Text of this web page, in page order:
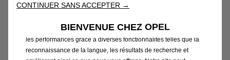
PRODUCT NEWS
Voir plus
CONTINUER SANS ACCEPTER →
BIENVENUE CHEZ OPEL
expérience sur notre site. Les cookies nous permettent de vous
gestion du réseau et l’accessibilité. Ils améliorent la convivialité et
les performances grâce à diverses fonctionnalités telles que la
reconnaissance de la langue, les résultats de recherche et